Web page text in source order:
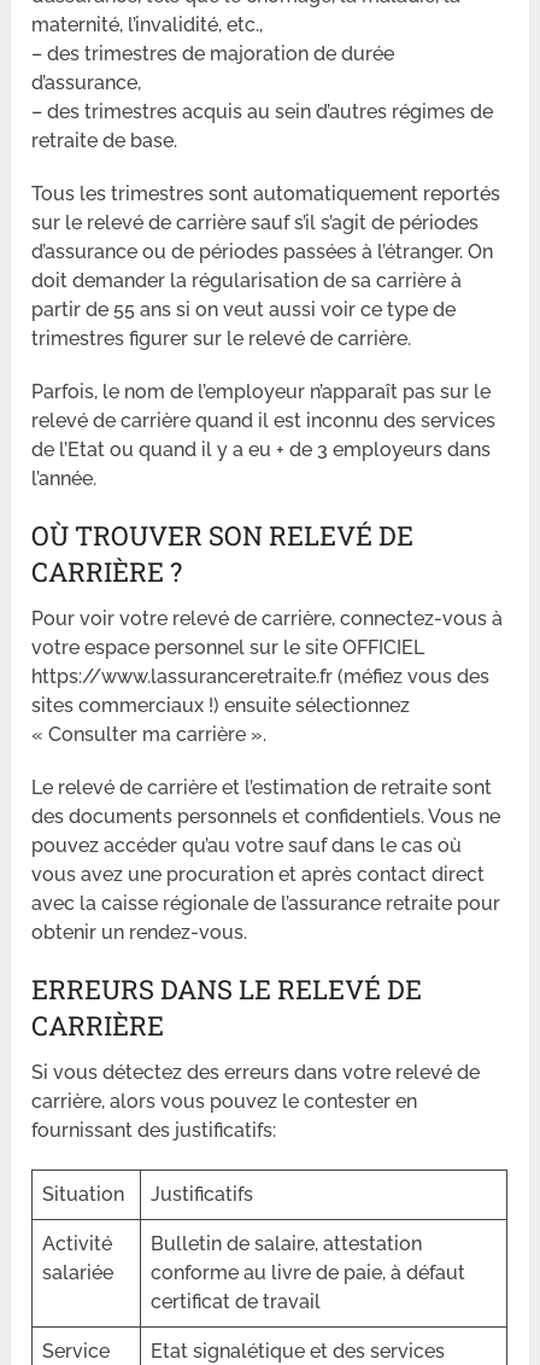
maternité, l’invalidité, etc.,
– des trimestres de majoration de durée
d’assurance,
– des trimestres acquis au sein d’autres régimes de
retraite de base.
Tous les trimestres sont automatiquement reportés
sur le relevé de carrière sauf s’il s’agit de périodes
d’assurance ou de périodes passées à l’étranger. On
doit demander la régularisation de sa carrière à
partir de 55 ans si on veut aussi voir ce type de
trimestres figurer sur le relevé de carrière.
Parfois, le nom de l’employeur n’apparaît pas sur le
relevé de carrière quand il est inconnu des services
de l’Etat ou quand il y a eu + de 3 employeurs dans
l’année.
OÙ TROUVER SON RELEVÉ DE
CARRIÈRE ?
Pour voir votre relevé de carrière, connectez-vous à
votre espace personnel sur le site OFFICIEL
https://www.lassuranceretraite.fr (méfiez vous des
sites commerciaux !) ensuite sélectionnez
« Consulter ma carrière ».
Le relevé de carrière et l’estimation de retraite sont
des documents personnels et confidentiels. Vous ne
pouvez accéder qu’au votre sauf dans le cas où
vous avez une procuration et après contact direct
avec la caisse régionale de l’assurance retraite pour
obtenir un rendez-vous.
ERREURS DANS LE RELEVÉ DE
CARRIÈRE
Si vous détectez des erreurs dans votre relevé de
carrière, alors vous pouvez le contester en
fournissant des justificatifs:
Situation Justificatifs
Activité
salariée
Bulletin de salaire, attestation
conforme au livre de paie, à défaut
certificat de travail
Service
Etat signalétique et des services